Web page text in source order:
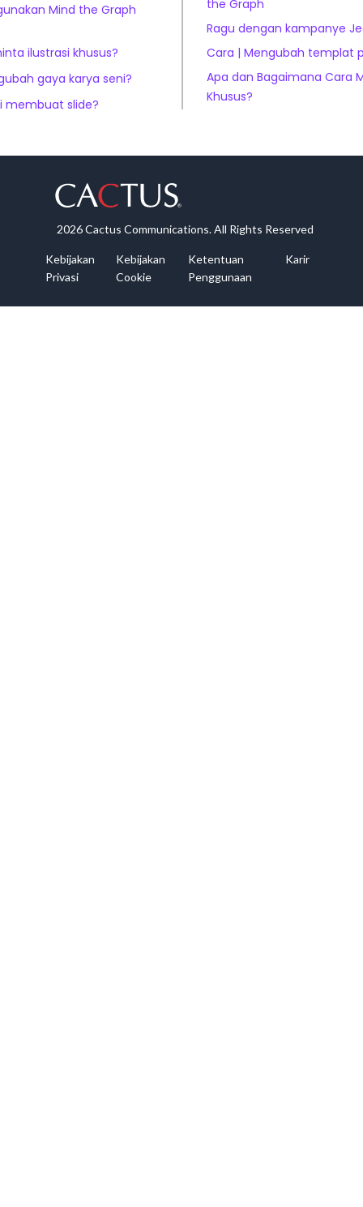
Mind the Graph
ilustrasi khusus?
gaya karya seni?
membuat slide?
the Graph
Ragu dengan kampanye
Cara | Mengubah templat
Apa dan Bagaimana Cara
Khusus?
2026 Cactus Communications. All Rights Reserved
Kebijakan
Privasi
Kebijakan
Cookie
Ketentuan
Penggunaan
Karir